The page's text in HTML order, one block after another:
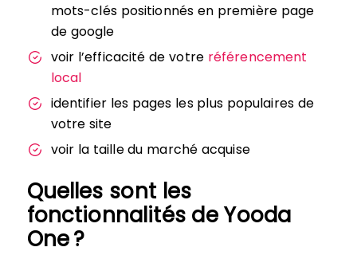
mots-clés positionnés en première page
de google
voir l’efficacité de votre référencement
local
identifier les pages les plus populaires de
votre site
voir la taille du marché acquise
Quelles sont les
fonctionnalités de Yooda
One ?